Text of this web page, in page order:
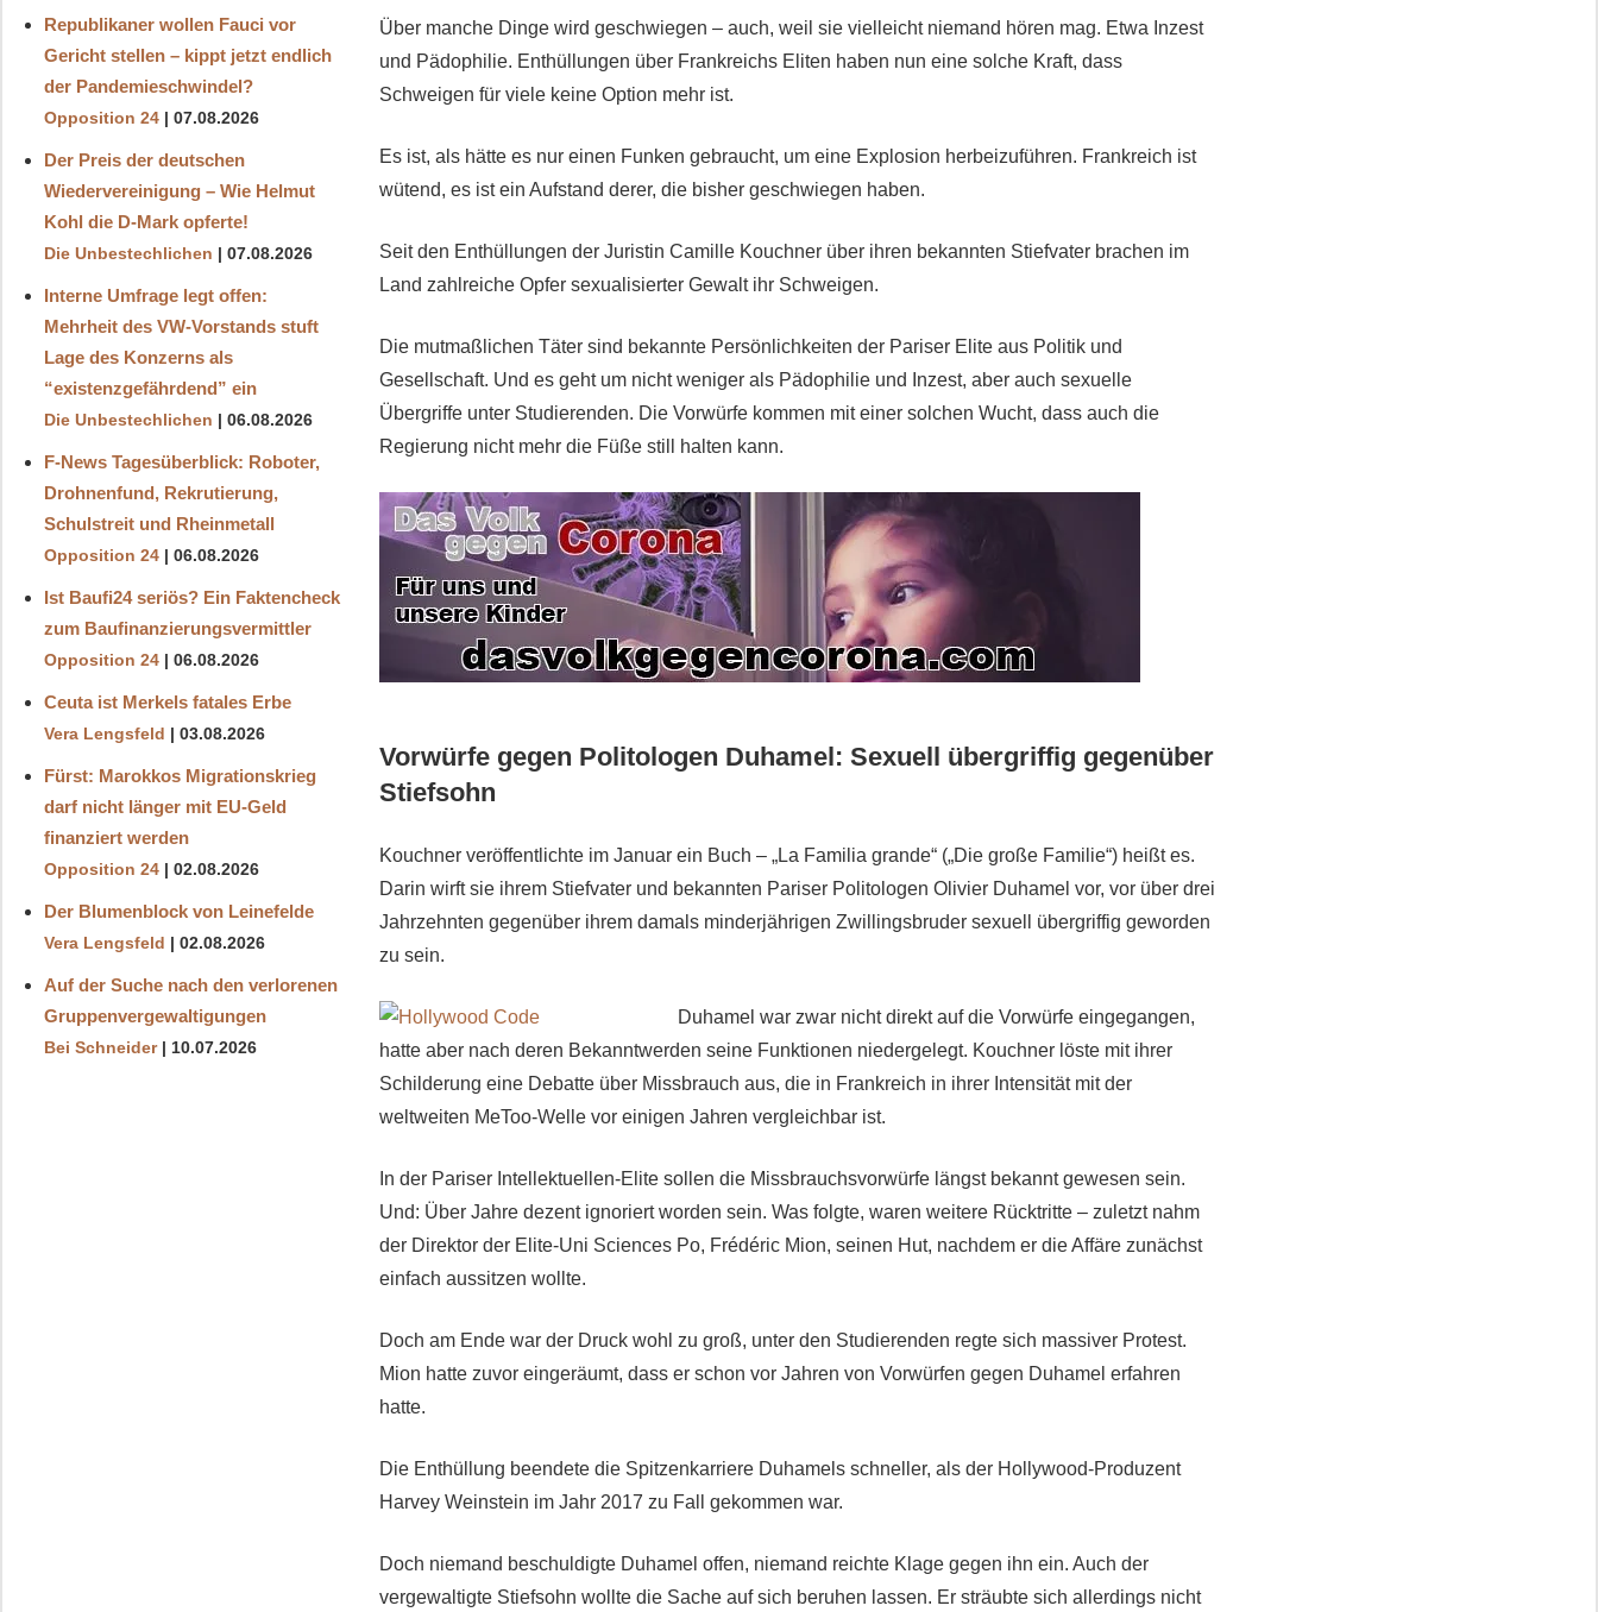
Über manche Dinge wird geschwiegen – auch, weil sie vielleicht niemand hören mag. Etwa Inzest
und Pädophilie. Enthüllungen über Frankreichs Eliten haben nun eine solche Kraft, dass
Schweigen für viele keine Option mehr ist.
Es ist, als hätte es nur einen Funken gebraucht, um eine Explosion herbeizuführen. Frankreich ist
wütend, es ist ein Aufstand derer, die bisher geschwiegen haben.
Seit den Enthüllungen der Juristin Camille Kouchner über ihren bekannten Stiefvater brachen im
Land zahlreiche Opfer sexualisierter Gewalt ihr Schweigen.
Die mutmaßlichen Täter sind bekannte Persönlichkeiten der Pariser Elite aus Politik und
Gesellschaft. Und es geht um nicht weniger als Pädophilie und Inzest, aber auch sexuelle
Übergriffe unter Studierenden. Die Vorwürfe kommen mit einer solchen Wucht, dass auch die
Regierung nicht mehr die Füße still halten kann.
Vorwürfe gegen Politologen Duhamel: Sexuell übergriffig gegenüber
Stiefsohn
Kouchner veröffentlichte im Januar ein Buch – „La Familia grande“ („Die große Familie“) heißt es.
Darin wirft sie ihrem Stiefvater und bekannten Pariser Politologen Olivier Duhamel vor, vor über drei
Jahrzehnten gegenüber ihrem damals minderjährigen Zwillingsbruder sexuell übergriffig geworden
zu sein.
Duhamel war zwar nicht direkt auf die Vorwürfe eingegangen,
hatte aber nach deren Bekanntwerden seine Funktionen niedergelegt. Kouchner löste mit ihrer
Schilderung eine Debatte über Missbrauch aus, die in Frankreich in ihrer Intensität mit der
weltweiten MeToo-Welle vor einigen Jahren vergleichbar ist.
In der Pariser Intellektuellen-Elite sollen die Missbrauchsvorwürfe längst bekannt gewesen sein.
Und: Über Jahre dezent ignoriert worden sein. Was folgte, waren weitere Rücktritte – zuletzt nahm
der Direktor der Elite-Uni Sciences Po, Frédéric Mion, seinen Hut, nachdem er die Affäre zunächst
einfach aussitzen wollte.
Doch am Ende war der Druck wohl zu groß, unter den Studierenden regte sich massiver Protest.
Mion hatte zuvor eingeräumt, dass er schon vor Jahren von Vorwürfen gegen Duhamel erfahren
hatte.
Die Enthüllung beendete die Spitzenkarriere Duhamels schneller, als der Hollywood-Produzent
Harvey Weinstein im Jahr 2017 zu Fall gekommen war.
Doch niemand beschuldigte Duhamel offen, niemand reichte Klage gegen ihn ein. Auch der
vergewaltigte Stiefsohn wollte die Sache auf sich beruhen lassen. Er sträubte sich allerdings nicht
Republikaner wollen Fauci vor
Gericht stellen – kippt jetzt endlich
der Pandemieschwindel?
Opposition 24 07.08.2026
Der Preis der deutschen
Wiedervereinigung – Wie Helmut
Kohl die D‑Mark opferte!
Die Unbestechlichen 07.08.2026
Interne Umfrage legt offen:
Mehrheit des VW-Vorstands stuft
Lage des Konzerns als
“existenzgefährdend” ein
Die Unbestechlichen 06.08.2026
F-News Tagesüberblick: Roboter,
Drohnenfund, Rekrutierung,
Schulstreit und Rheinmetall
Opposition 24 06.08.2026
Ist Baufi24 seriös? Ein Faktencheck
zum Baufinanzierungsvermittler
Opposition 24 06.08.2026
Ceuta ist Merkels fatales Erbe
Vera Lengsfeld 03.08.2026
Fürst: Marokkos Migrationskrieg
darf nicht länger mit EU-Geld
finanziert werden
Opposition 24 02.08.2026
Der Blumenblock von Leinefelde
Vera Lengsfeld 02.08.2026
Auf der Suche nach den verlorenen
Gruppenvergewaltigungen
Bei Schneider 10.07.2026